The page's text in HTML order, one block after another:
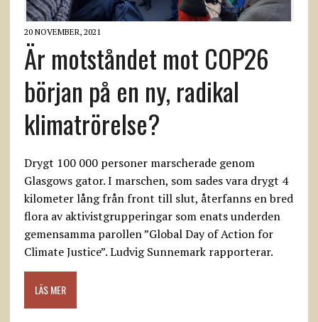
20 NOVEMBER, 2021
Är motståndet mot COP26
början på en ny, radikal
klimatrörelse?
Drygt 100 000 personer marscherade genom
Glasgows gator. I marschen, som sades vara drygt 4
kilometer lång från front till slut, återfanns en bred
flora av aktivistgrupperingar som enats underden
gemensamma parollen ”Global Day of Action for
Climate Justice”. Ludvig Sunnemark rapporterar.
LÄS MER